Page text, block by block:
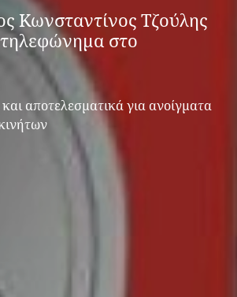
Κωνσταντίνος Τζούλης
στο
αποτελεσματικά για ανοίγματα